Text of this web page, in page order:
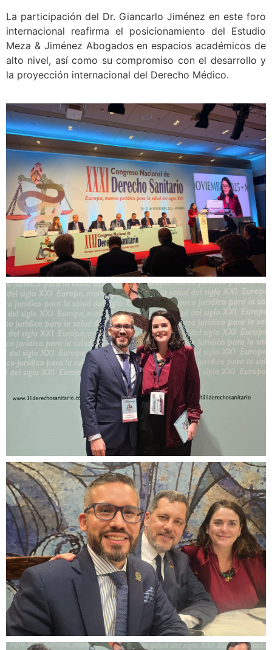
La participación del Dr. Giancarlo Jiménez en este foro
internacional reafirma el posicionamiento del Estudio
Meza & Jiménez Abogados en espacios académicos de
alto nivel, así como su compromiso con el desarrollo y
la proyección internacional del Derecho Médico.